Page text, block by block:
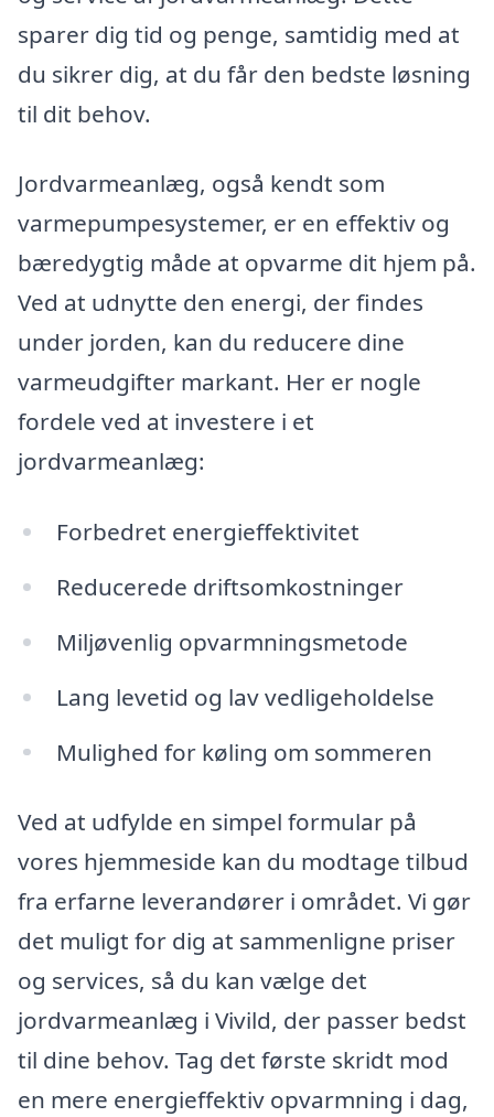
sparer dig tid og penge, samtidig med at
du sikrer dig, at du får den bedste løsning
til dit behov.
Jordvarmeanlæg, også kendt som
varmepumpesystemer, er en effektiv og
bæredygtig måde at opvarme dit hjem på.
Ved at udnytte den energi, der findes
under jorden, kan du reducere dine
varmeudgifter markant. Her er nogle
fordele ved at investere i et
jordvarmeanlæg:
Forbedret energieffektivitet
Reducerede driftsomkostninger
Miljøvenlig opvarmningsmetode
Lang levetid og lav vedligeholdelse
Mulighed for køling om sommeren
Ved at udfylde en simpel formular på
vores hjemmeside kan du modtage tilbud
fra erfarne leverandører i området. Vi gør
det muligt for dig at sammenligne priser
og services, så du kan vælge det
jordvarmeanlæg i Vivild, der passer bedst
til dine behov. Tag det første skridt mod
en mere energieffektiv opvarmning i dag,